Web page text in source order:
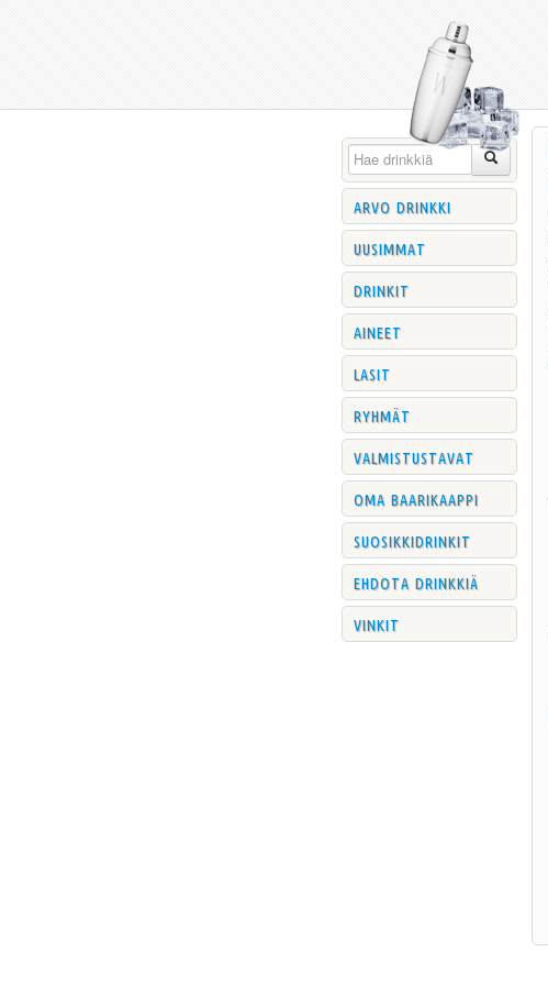
arvo drinkki
uusimmat
drinkit
aineet
lasit
ryhmät
valmistustavat
oma baarikaappi
suosikkidrinkit
ehdota drinkkiä
vinkit